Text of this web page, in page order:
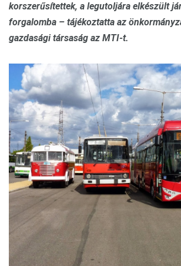
korszerűsítettek, a legutoljára elkészült
forgalomba – tájékoztatta az
gazdasági társaság az MTI-t.